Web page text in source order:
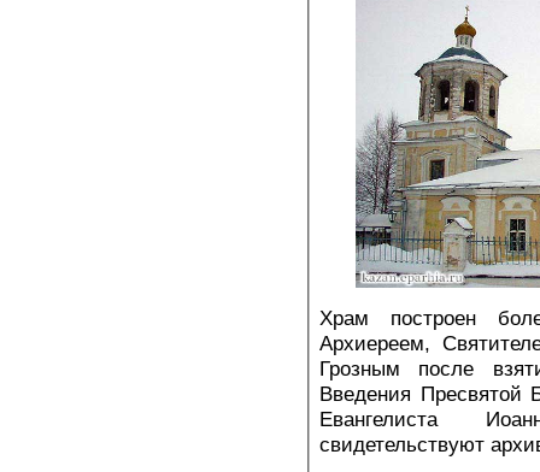
Храм построен
Архиереем,
Грозным после
Введения Пресвятой
Евангелиста
свидетельствуют